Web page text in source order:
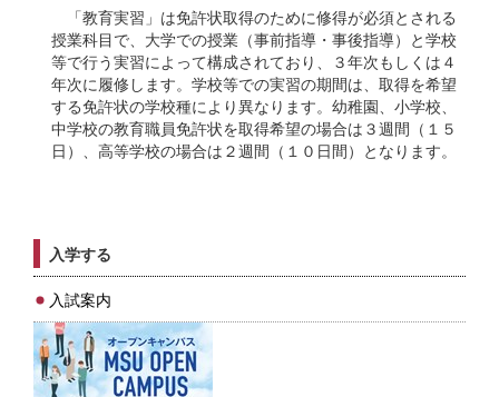
入学する
入試案内
「教育実習」は免許状取得のために修得が必須とされる
授業科目で、大学での授業（事前指導・事後指導）と学校
等で行う実習によって構成されており、３年次もしくは４
年次に履修します。学校等での実習の期間は、取得を希望
する免許状の学校種により異なります。幼稚園、小学校、
中学校の教育職員免許状を取得希望の場合は３週間（１５
日）、高等学校の場合は２週間（１０日間）となります。